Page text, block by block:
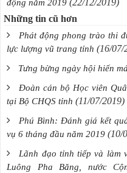
động năm 2019 (22/12/2019)
Những tin cũ hơn
Phát động phong trào thi
lực lượng vũ trang tỉnh (16/07/
Tưng bừng ngày hội hiến
Đoàn cán bộ Học viên
tại Bộ CHQS tỉnh (11/07/2019)
Phú Bình: Đánh giá kết
vụ 6 tháng đầu năm 2019 (10/
Lãnh đạo tỉnh tiếp và làm
Luông Pha Băng, nước